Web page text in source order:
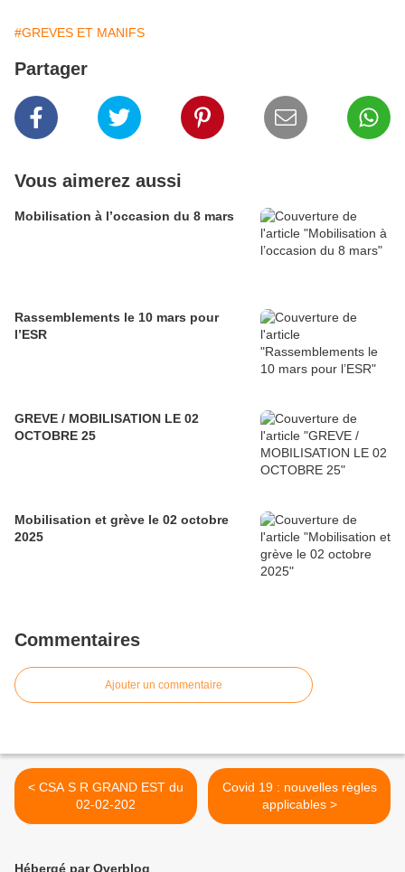
#GREVES ET MANIFS
Partager
Vous aimerez aussi
Mobilisation à l’occasion du 8 mars
Rassemblements le 10 mars pour
l’ESR
GREVE / MOBILISATION LE 02
OCTOBRE 25
Mobilisation et grève le 02 octobre
2025
Commentaires
Ajouter un commentaire
< CSA S R GRAND EST du
02-02-202
Covid 19 : nouvelles règles
applicables >
Hébergé par Overblog